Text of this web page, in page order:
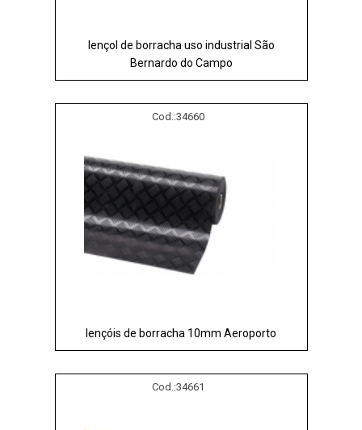
lençol de borracha uso industrial São
Bernardo do Campo
Cod.:34660
lençóis de borracha 10mm Aeroporto
Cod.:34661